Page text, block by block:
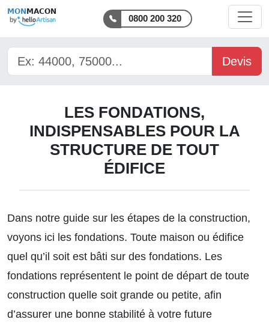
MON MACON
0800 200 320
Devis
LES FONDATIONS,
INDISPENSABLES POUR LA
STRUCTURE DE TOUT
ÉDIFICE
Dans notre guide sur les étapes de la construction,
voyons ici les fondations. Toute maison ou édifice
quel qu’il soit est bâti sur des fondations. Les
fondations représentent le point de départ de toute
construction quelle soit grande ou petite, afin
d’assurer une bonne stabilité à votre future